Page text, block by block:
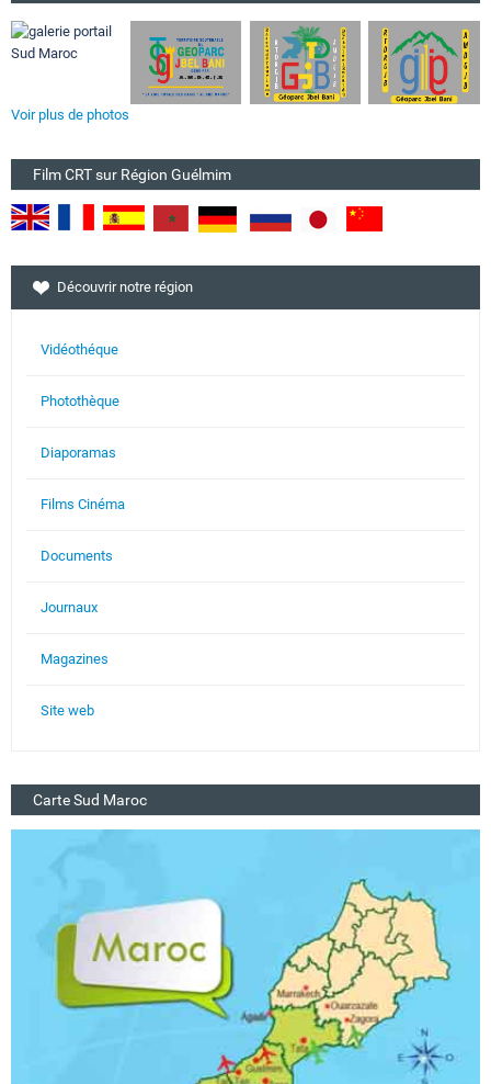
Voir plus de photos
Film CRT sur Région Guélmim
Découvrir notre région
Vidéothéque
Photothèque
Diaporamas
Films Cinéma
Documents
Journaux
Magazines
Site web
Carte Sud Maroc